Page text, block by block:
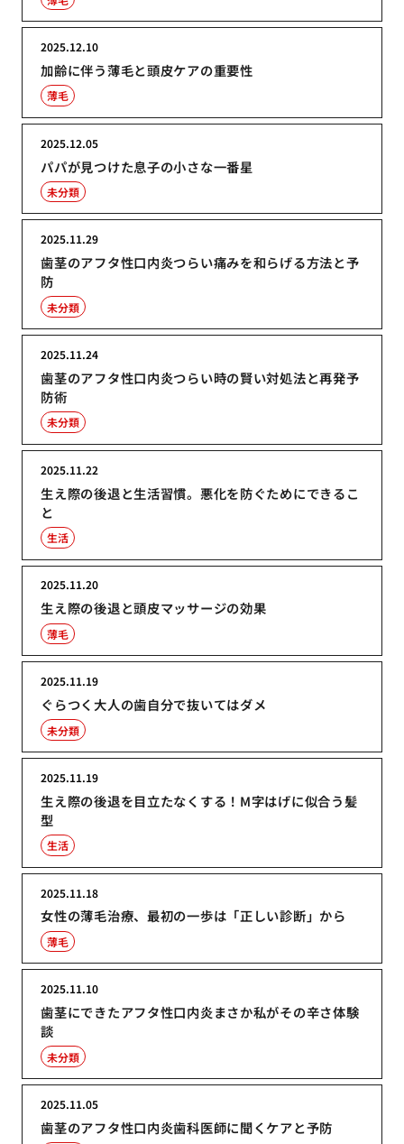
加齢に伴う薄毛と頭皮ケアの重要性
2025.12.10
薄毛
パパが見つけた息子の小さな一番星
2025.12.05
未分類
歯茎のアフタ性口内炎つらい痛みを和らげる方法と予
防
2025.11.29
未分類
歯茎のアフタ性口内炎つらい時の賢い対処法と再発予
防術
2025.11.24
未分類
生え際の後退と生活習慣。悪化を防ぐためにできるこ
と
2025.11.22
生活
生え際の後退と頭皮マッサージの効果
2025.11.20
薄毛
ぐらつく大人の歯自分で抜いてはダメ
2025.11.19
未分類
生え際の後退を目立たなくする！M字はげに似合う髪
型
2025.11.19
生活
女性の薄毛治療、最初の一歩は「正しい診断」から
2025.11.18
薄毛
歯茎にできたアフタ性口内炎まさか私がその辛さ体験
談
2025.11.10
未分類
歯茎のアフタ性口内炎歯科医師に聞くケアと予防
2025.11.05